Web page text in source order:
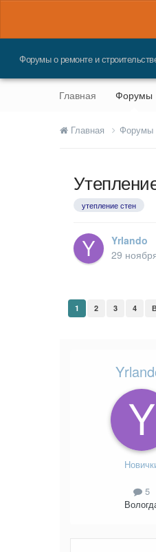
Форумы о ремонте и
Главная Форумы
Главная Форумы
утепление стен
Yrlando
29
1 2 3 4
5